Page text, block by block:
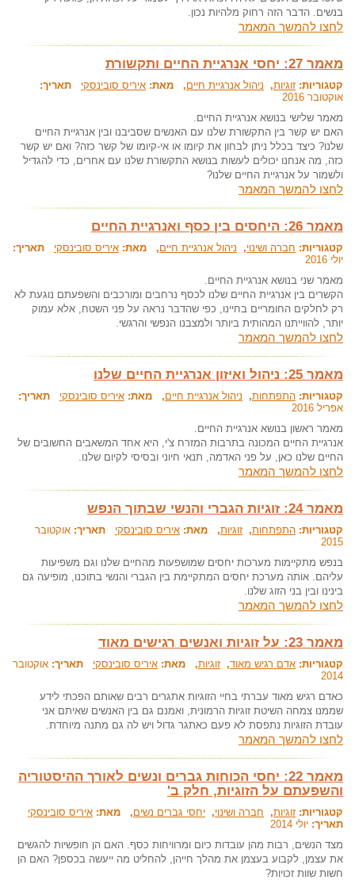
בנשים. הדבר הזה רחוק מלהיות נכון.
לחצו להמשך המאמר
מאמר 27: יחסי אנרגיית החיים ותקשורת
קטגוריות: זוגיות, ניהול אנרגיית חיים, מאת: איריס סובינסקי תאריך:
אוקטובר 2016
מאמר שלישי בנושא אנרגיית החיים.
האם יש קשר בין התקשורת שלנו עם האנשים שסביבנו ובין אנרגיית החיים
שלנו? כיצד בכלל ניתן לבחון את קיומו או אי-קיומו של קשר כזה? ואם יש קשר
כזה, מה אנחנו יכולים לעשות בנושא התקשורת שלנו עם אחרים, כדי להגדיל
ולשמור על אנרגיית החיים שלנו?
לחצו להמשך המאמר
מאמר 26: היחסים בין כסף ואנרגיית החיים
קטגוריות: חברה ושינוי, ניהול אנרגיית חיים, מאת: איריס סובינסקי תאריך:
יולי 2016
מאמר שני בנושא אנרגיית החיים.
הקשרים בין אנרגיית החיים שלנו לכסף נרחבים ומורכבים והשפעתם נוגעת לא
רק לחלקים החומריים בחיינו, כפי שהדבר נראה על פני השטח, אלא עמוק
יותר, להווייתנו המהותית ביותר ולמצבנו הנפשי והרגשי.
לחצו להמשך המאמר
מאמר 25: ניהול ואיזון אנרגיית החיים שלנו
קטגוריות: התפתחות, ניהול אנרגיית חיים, מאת: איריס סובינסקי תאריך:
אפריל 2016
מאמר ראשון בנושא אנרגיית החיים.
אנרגיית החיים המכונה בתרבות המזרח צ'י, היא אחד המשאבים החשובים של
החיים שלנו כאן, על פני האדמה, תנאי חיוני ובסיסי לקיום שלנו.
לחצו להמשך המאמר
מאמר 24: זוגיות הגברי והנשי שבתוך הנפש
קטגוריות: התפתחות, זוגיות, מאת: איריס סובינסקי תאריך: אוקטובר
2015
בנפש מתקיימות מערכות יחסים שמושפעות מהחיים שלנו וגם משפיעות
עליהם. אותה מערכת יחסים המתקיימת בין הגברי והנשי בתוכנו, מופיעה גם
בינינו ובין בני הזוג שלנו.
לחצו להמשך המאמר
מאמר 23: על זוגיות ואנשים רגישים מאוד
קטגוריות: אדם רגיש מאוד, זוגיות, מאת: איריס סובינסקי תאריך: אוקטובר
2014
כאדם רגיש מאוד עברתי בחיי הזוגיות אתגרים רבים שאותם הפכתי לידע
שממנו צמחה השיטת זוגיות הרמונית, ואמנם גם בין האנשים שאיתם אני
עובדת הזוגיות נתפסת לא פעם כאתגר גדול ויש לה גם מתנה מיוחדת.
לחצו להמשך המאמר
מאמר 22: יחסי הכוחות גברים ונשים לאורך ההיסטוריה
והשפעתם על הזוגיות, חלק ב'
קטגוריות: זוגיות, חברה ושינוי, יחסי גברים נשים, מאת: איריס סובינסקי
תאריך: יולי 2014
מצד הנשים, רבות מהן עובדות כיום ומרוויחות כסף. האם הן חופשיות להגשים
את עצמן, לקבוע בעצמן את מהלך חייהן, להחליט מה ייעשה בכספן? האם הן
חשות שוות זכויות?